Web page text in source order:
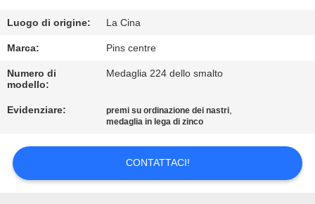
QUALITÀ
CONTATTICI
NOTIZIE
CASI
Luogo di origine: La Cina
Marca: Pins centre
Numero di
modello:
Medaglia 224 dello smalto
Evidenziare: premi su ordinazione dei nastri,
medaglia in lega di zinco
CONTATTACI!